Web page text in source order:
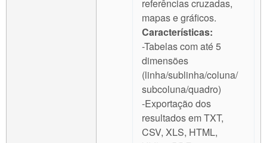
referências cruzadas,
mapas e gráficos.
Características:
-Tabelas com até 5
dimensões
(linha/sublinha/coluna/
subcoluna/quadro)
-Exportação dos
resultados em TXT,
CSV, XLS, HTML,